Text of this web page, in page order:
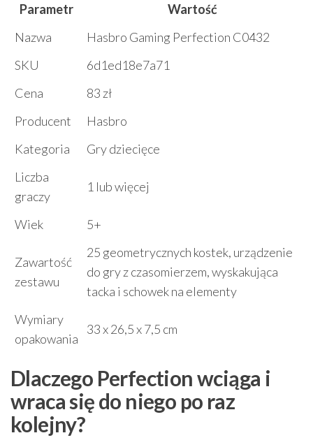
Parametr
Wartość
Nazwa
Hasbro Gaming Perfection C0432
SKU
6d1ed18e7a71
Cena
83 zł
Producent
Hasbro
Kategoria
Gry dziecięce
Liczba
graczy
1 lub więcej
Wiek 5+
Zawartość
zestawu
25 geometrycznych kostek, urządzenie
do gry z czasomierzem, wyskakująca
tacka i schowek na elementy
Wymiary
opakowania
33 x 26,5 x 7,5 cm
Dlaczego Perfection wciąga i
wraca się do niego po raz
kolejny?